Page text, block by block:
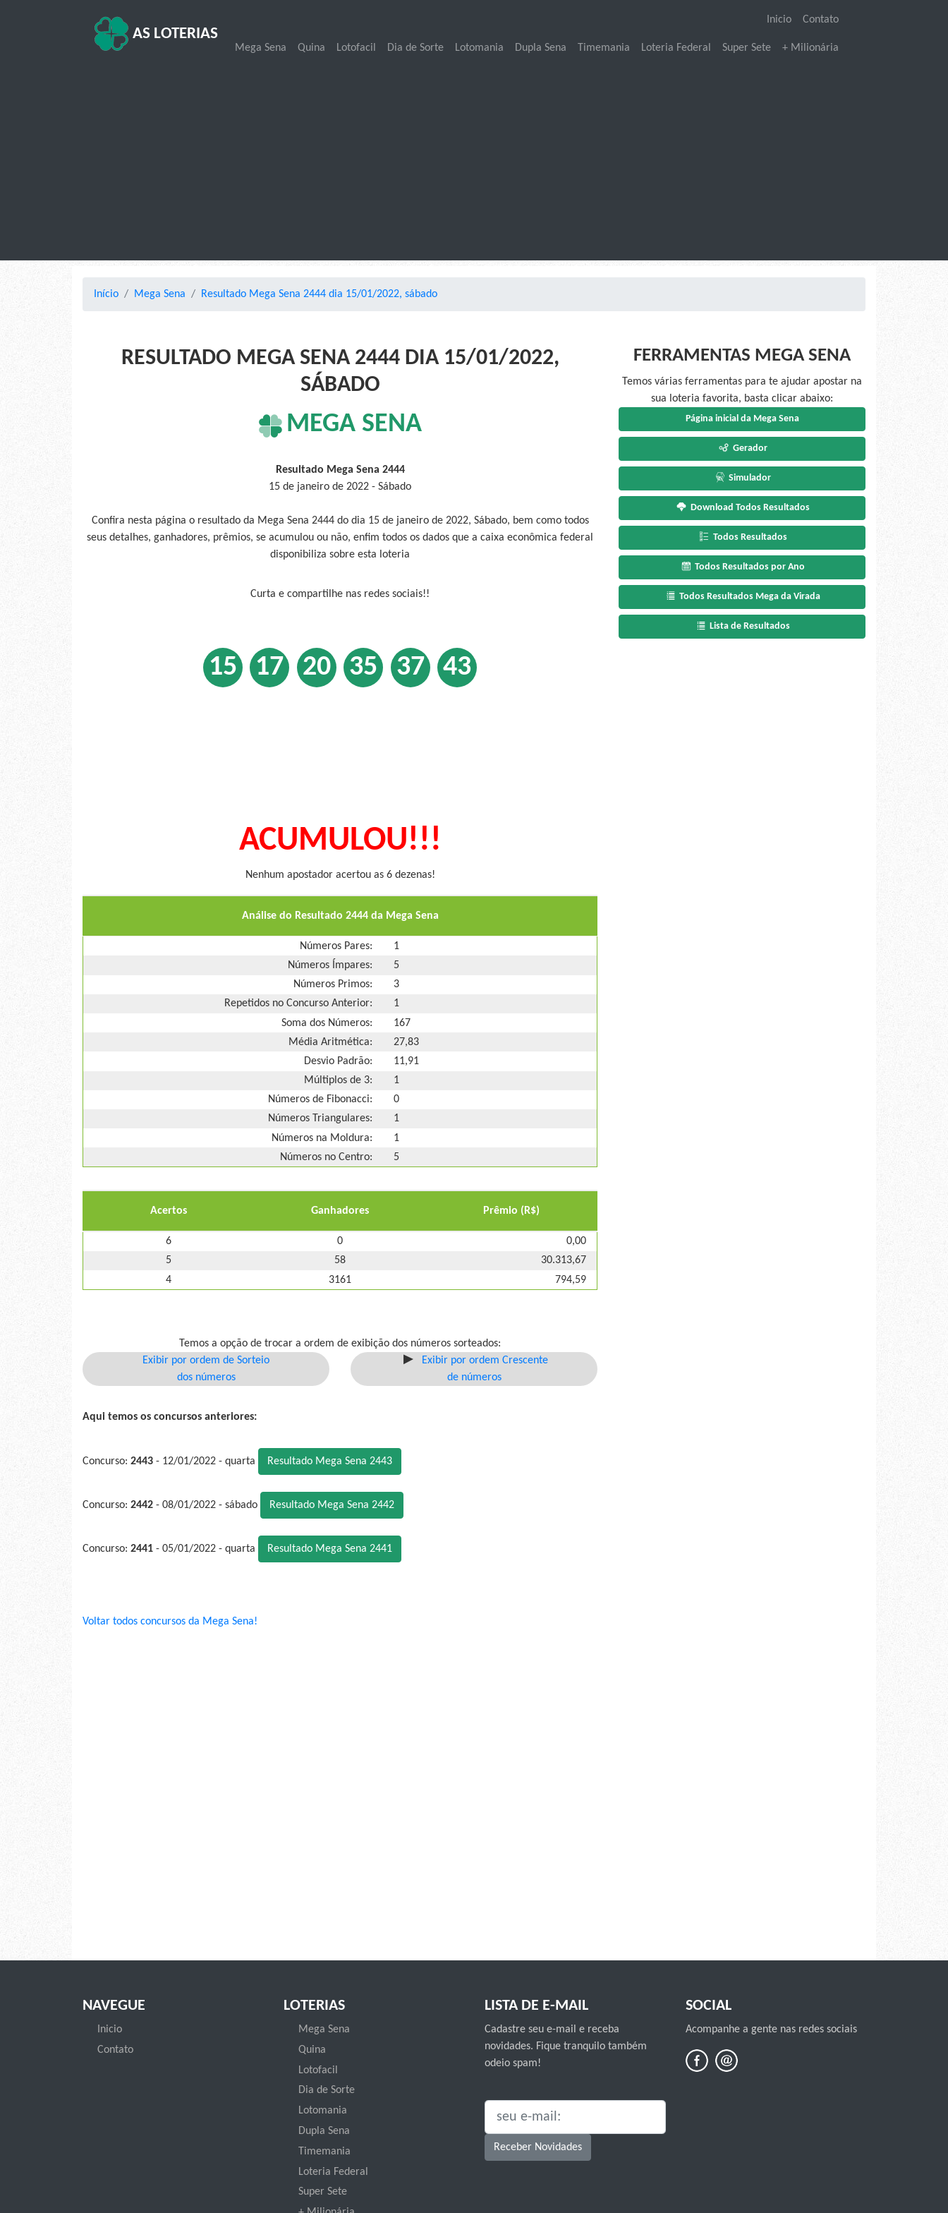
AS LOTERIAS
Inicio Contato
Mega Sena Quina Lotofacil Dia de Sorte Lotomania Dupla Sena Timemania Loteria Federal Super Sete + Milionária
Início Mega Sena Resultado Mega Sena 2444 dia 15/01/2022, sábado
RESULTADO MEGA SENA 2444 DIA 15/01/2022,
SÁBADO
MEGA SENA
Resultado Mega Sena 2444
15 de janeiro de 2022 - Sábado
Confira nesta página o resultado da Mega Sena 2444 do dia 15 de janeiro de 2022, Sábado, bem como todos
seus detalhes, ganhadores, prêmios, se acumulou ou não, enfim todos os dados que a caixa econômica federal
disponibiliza sobre esta loteria
Curta e compartilhe nas redes sociais!!
15 17 20 35 37 43
ACUMULOU!!!
Nenhum apostador acertou as 6 dezenas!
Análise do Resultado 2444 da Mega Sena
Números Pares:
1
Números Ímpares:
5
Números Primos:
3
Repetidos no Concurso Anterior:
1
Soma dos Números:
167
Média Aritmética:
27,83
Desvio Padrão:
11,91
Múltiplos de 3:
1
Números de Fibonacci:
0
Números Triangulares:
1
Números na Moldura:
1
Números no Centro:
5
Acertos Ganhadores Prêmio (R$)
6 0
0,00
5
58
30.313,67
4
3161 794,59
Temos a opção de trocar a ordem de exibição dos números sorteados:
Exibir por ordem de Sorteio
dos números
Exibir por ordem Crescente
de números
Aqui temos os concursos anteriores:
Concurso: 2443 - 12/01/2022 - quarta Resultado Mega Sena 2443
Concurso: 2442 - 08/01/2022 - sábado Resultado Mega Sena 2442
Concurso: 2441 - 05/01/2022 - quarta Resultado Mega Sena 2441
Voltar todos concursos da Mega Sena!
FERRAMENTAS MEGA SENA
Temos várias ferramentas para te ajudar apostar na
sua loteria favorita, basta clicar abaixo:
Página inicial da Mega Sena
Gerador
Simulador
Download Todos Resultados
Todos Resultados
Todos Resultados por Ano
Todos Resultados Mega da Virada
Lista de Resultados
NAVEGUE
Inicio
Contato
LOTERIAS
Mega Sena
Quina
Lotofacil
Dia de Sorte
Lotomania
Dupla Sena
Timemania
Loteria Federal
Super Sete
LISTA DE E-MAIL
Cadastre seu e-mail e receba
novidades. Fique tranquilo também
odeio spam!
SEU E-MAIL:
Receber Novidades
SOCIAL
Acompanhe a gente nas redes sociais